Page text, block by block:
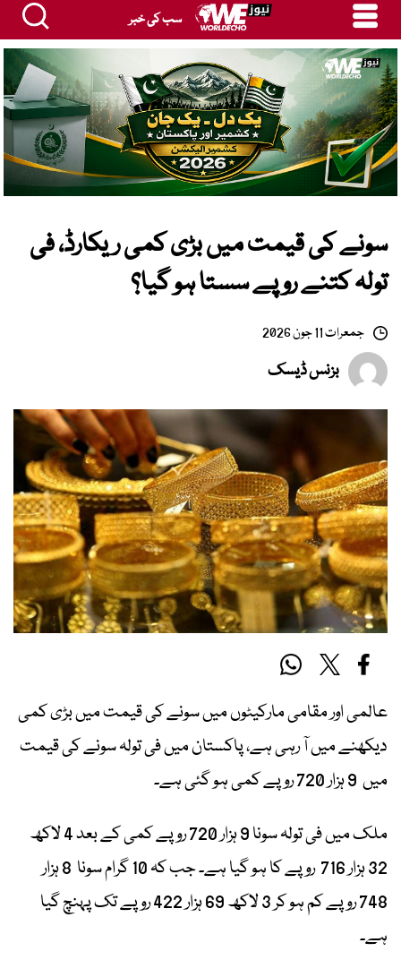
سب کی خبر
سونے کی قیمت میں بڑی کمی ریکارڈ، فی
تولہ کتنے روپے سستا ہو گیا؟
جمعرات 11 جون 2026
بزنس ڈیسک
عالمی اور مقامی مارکیٹوں میں سونے کی قیمت میں بڑی کمی
دیکھنے میں آ رہی ہے، پاکستان میں فی تولہ سونے کی قیمت
میں 9 ہزار 720 روپے کمی ہو گئی ہے۔
ملک میں فی تولہ سونا 9 ہزار 720 روپے کمی کے بعد 4 لاکھ
32 ہزار 716 روپے کا ہو گیا ہے۔ جب کہ 10 گرام سونا 8 ہزار
748 روپے کم ہو کر 3 لاکھ 69 ہزار 422 روپے تک پہنچ گیا
ہے۔